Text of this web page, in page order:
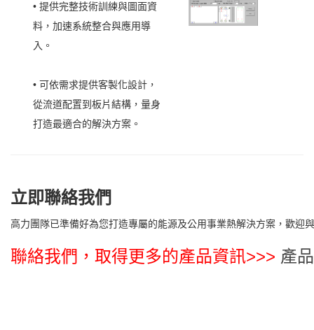
• 提供完整技術訓練與圖面資
料，加速系統整合與應用導
入。
• 可依需求提供客製化設計，
從流道配置到板片結構，量身
打造最適合的解決方案。
立即聯絡我們
高力團隊已準備好為您打造專屬的能源及公用事業熱解決方案，歡迎
聯絡我們，取得更多的產品資訊>>> 產